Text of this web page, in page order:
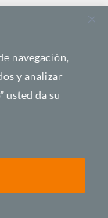
navegación,
y analizar
usted da su